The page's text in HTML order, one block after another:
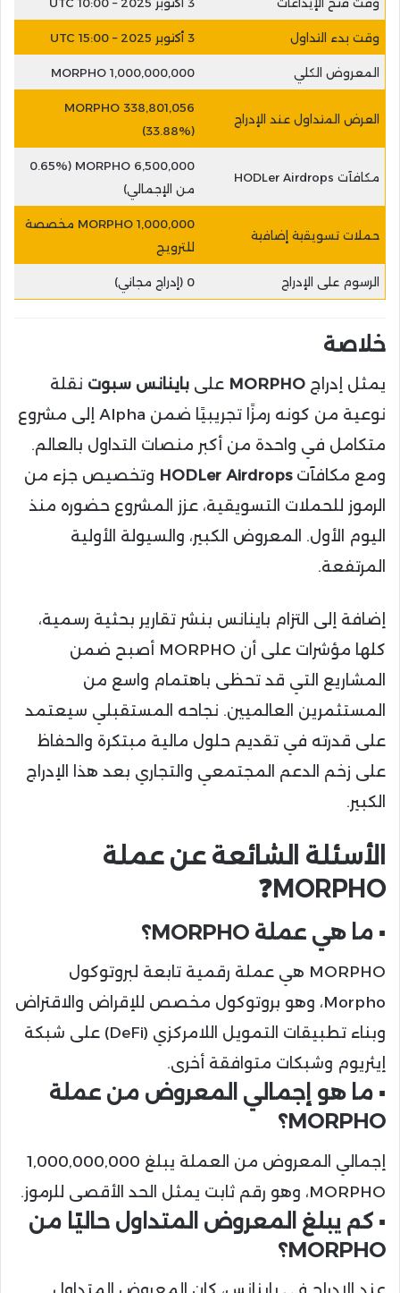
وقت فتح الإيداعات 3 أكتوبر 2025 – 10:00 UTC
وقت بدء التداول 3 أكتوبر 2025 – 15:00 UTC
المعروض الكلي 1,000,000,000 MORPHO
العرض المتداول عند الإدراج
338,801,056 MORPHO
(33.88%)
مكافآت HODLer Airdrops
6,500,000 MORPHO (0.65%
من الإجمالي)
حملات تسويقية إضافية
1,000,000 MORPHO مخصصة
للترويج
الرسوم على الإدراج 0 (إدراج مجاني)
خلاصة
يمثل إدراج MORPHO على باينانس سبوت نقلة
نوعية من كونه رمزًا تجريبيًا ضمن Alpha إلى مشروع
متكامل في واحدة من أكبر منصات التداول بالعالم.
ومع مكافآتHODLer Airdrops وتخصيص جزء من
الرموز للحملات التسويقية، عزز المشروع حضوره منذ
اليوم الأول. المعروض الكبير، والسيولة الأولية
المرتفعة.
إضافة إلى التزام باينانس بنشر تقارير بحثية رسمية،
كلها مؤشرات على أن MORPHO أصبح ضمن
المشاريع التي قد تحظى باهتمام واسع من
المستثمرين العالميين. نجاحه المستقبلي سيعتمد
على قدرته في تقديم حلول مالية مبتكرة والحفاظ
على زخم الدعم المجتمعي والتجاري بعد هذا الإدراج
الكبير.
الأسئلة الشائعة عن عملة
MORPHO❓️
▪️ ما هي عملة MORPHO؟
MORPHO هي عملة رقمية تابعة لبروتوكول
Morpho، وهو بروتوكول مخصص للإقراض والاقتراض
وبناء تطبيقات التمويل اللامركزي (DeFi) على شبكة
إيثريوم وشبكات متوافقة أخرى.
▪️ ما هو إجمالي المعروض من عملة
MORPHO؟
إجمالي المعروض من العملة يبلغ 1,000,000,000
MORPHO، وهو رقم ثابت يمثل الحد الأقصى للرموز.
▪️ كم يبلغ المعروض المتداول حاليًا من
MORPHO؟